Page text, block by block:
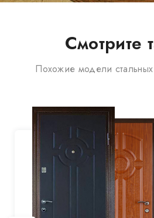
Смотрите
Похожие модели